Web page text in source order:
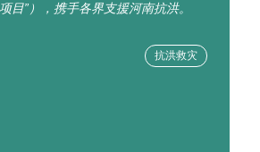
目”），携手各界支援河南抗洪。
抗洪救灾